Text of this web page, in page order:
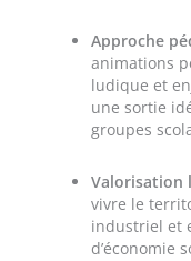
Approche
animations
ludique et
une sortie
groupes
Valorisation
vivre le
industriel et
d’économie